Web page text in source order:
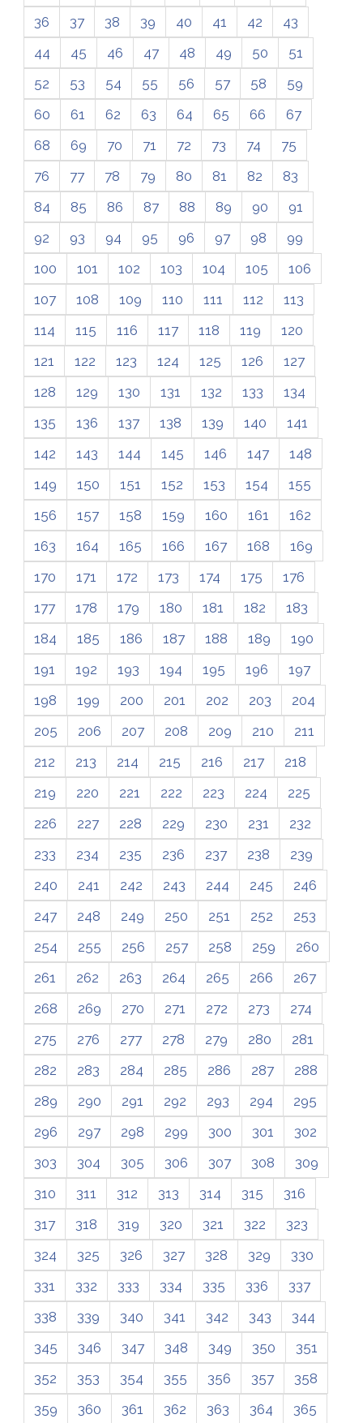
36
37 38 39 40 41 42
43
44
45 46 47 48 49 50
51
52
53 54 55 56 57 58
59
60
61 62 63 64 65 66
67
68
69 70 71 72 73 74
75
76
77 78 79 80 81 82
83
84
85 86 87 88 89 90
91
92
93 94 95 96 97 98
99
100
101 102 103 104 105
106
107
108 109 110 111 112
113
114
115 116 117 118 119
120
121
122 123 124 125 126
127
128
129 130 131 132 133
134
135
136 137 138 139 140
141
142
143 144 145 146 147
148
149
150 151 152 153 154
155
156
157 158 159 160 161
162
163
164 165 166 167 168
169
170
171 172 173 174 175
176
177
178 179 180 181 182
183
184
185 186 187 188 189
190
191
192 193 194 195 196
197
198
199 200 201 202 203
204
205
206 207 208 209 210
211
212
213 214 215 216 217
218
219
220 221 222 223 224
225
226
227 228 229 230 231
232
233
234 235 236 237 238
239
240
241 242 243 244 245
246
247
248 249 250 251 252
253
254
255 256 257 258 259
260
261
262 263 264 265 266
267
268
269 270 271 272 273
274
275
276 277 278 279 280
281
282
283 284 285 286 287
288
289
290 291 292 293 294
295
296
297 298 299 300 301
302
303
304 305 306 307 308
309
310
311 312 313 314 315
316
317
318 319 320 321 322
323
324
325 326 327 328 329
330
331
332 333 334 335 336
337
338
339 340 341 342 343
344
345
346 347 348 349 350
351
352
353 354 355 356 357
358
359
360 361 362 363 364 365